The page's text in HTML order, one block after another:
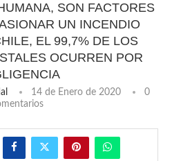
SON FACTORES
UN INCENDIO
EL 99,7% DE LOS
OCURREN POR
14 de Enero de 2020
0